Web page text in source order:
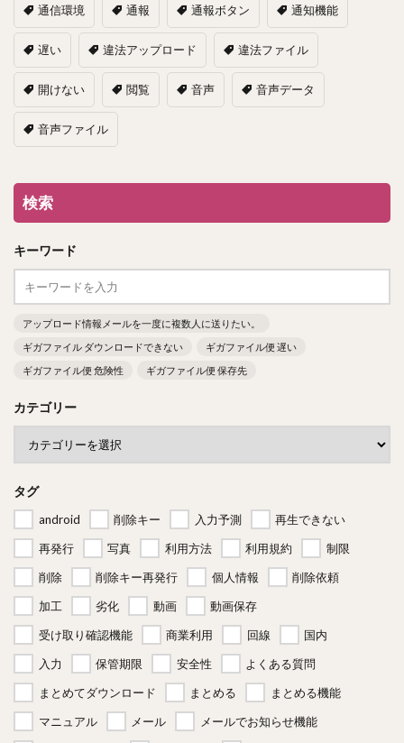
通信環境 通報 通報ボタン 通知機能
遅い 違法アップロード 違法ファイル
開けない 閲覧 音声 音声データ
音声ファイル
検索
キーワード
アップロード情報メールを一度に複数人に送りたい。
ギガファイル ダウンロードできない
ギガファイル便 遅い
ギガファイル便 危険性
ギガファイル便 保存先
カテゴリー
タグ
android 削除キー 入力予測
再生できない
再発行
写真 利用方法 利用規約
制限
削除
削除キー再発行 個人情報
削除依頼
加工
劣化 動画
動画保存
受け取り確認機能
商業利用 回線
国内
入力
保管期限 安全性
よくある質問
まとめてダウンロード
まとめる
まとめる機能
マニュアル
メール
メールでお知らせ機能